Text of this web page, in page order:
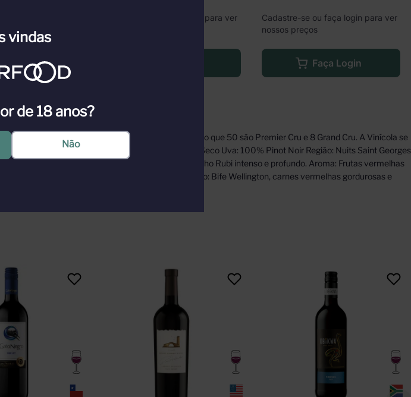
Login
Cadastre-se ou faça login para ver
Cadastre-se ou faça login para ver
nossos preços
Faça Login
a melhor da Borgonha. Possui 230 hectares, sendo que 50 são Premier Cru e 8 Grand Cru. A Vinícola se
como diferencial. Ficha Técnica Tipo: Tinto e Seco Uva: 100% Pinot Noir Região: Nuits Saint Georges
Temperatura ideal: 16°C a 18°C Visual: Vermelho Rubi intenso e profundo. Aroma: Frutas vermelhas
Corpo: Encorpado. Sugestões de Harmonização: Bife Wellington, carnes vermelhas gordurosas e
vindas
de 18 anos?
Não